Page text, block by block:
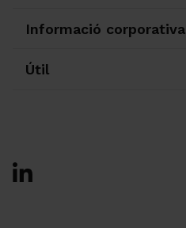
Informació corporativa
Útil
Ir a Facebook
Ir a X-twitter
Ir a Instagram
Ir a Linkedin
Ir a Youtube
Ir a Blogger
Ir a Vimeo